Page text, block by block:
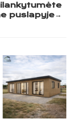
puslapyje→